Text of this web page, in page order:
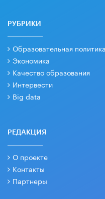
РУБРИКИ
Образовательная политика
Экономика
Качество образования
Интервести
Big data
РЕДАКЦИЯ
О проекте
Контакты
Партнеры